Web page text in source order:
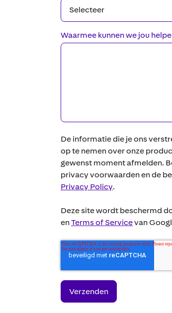
Waarmee kunnen we jou
De informatie die je ons
op te nemen over onze
gewenst moment afmelden.
privacy voorwaarden en de
Privacy Policy.
Deze site wordt beschermd
enTerms of Servicevan